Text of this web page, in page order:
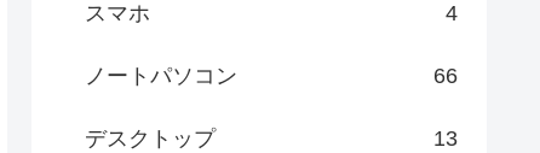
スマホ 4
ノートパソコン 66
デスクトップ 13